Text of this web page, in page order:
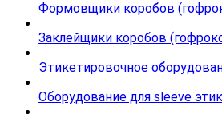
Формовщики коробов
Заклейщики коробов
Этикетировочное
Оборудование для sleeve